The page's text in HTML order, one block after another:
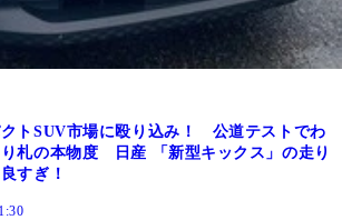
トSUV市場に殴り込み！ 公道テストでわ
札の本物度 日産 「新型キックス」の走り
すぎ！